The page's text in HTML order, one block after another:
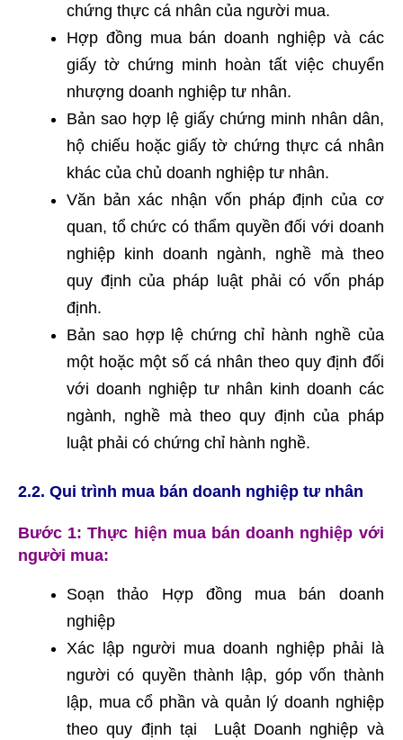
chứng thực cá nhân của người mua.
Hợp đồng mua bán doanh nghiệp và các
giấy tờ chứng minh hoàn tất việc chuyển
nhượng doanh nghiệp tư nhân.
Bản sao hợp lệ giấy chứng minh nhân dân,
hộ chiếu hoặc giấy tờ chứng thực cá nhân
khác của chủ doanh nghiệp tư nhân.
Văn bản xác nhận vốn pháp định của cơ
quan, tổ chức có thẩm quyền đối với doanh
nghiệp kinh doanh ngành, nghề mà theo
quy định của pháp luật phải có vốn pháp
định.
Bản sao hợp lệ chứng chỉ hành nghề của
một hoặc một số cá nhân theo quy định đối
với doanh nghiệp tư nhân kinh doanh các
ngành, nghề mà theo quy định của pháp
luật phải có chứng chỉ hành nghề.
2.2. Qui trình mua bán doanh nghiệp tư nhân
Bước 1: Thực hiện mua bán doanh nghiệp với
người mua:
Soạn thảo Hợp đồng mua bán doanh
nghiệp
Xác lập người mua doanh nghiệp phải là
người có quyền thành lập, góp vốn thành
lập, mua cổ phần và quản lý doanh nghiệp
theo quy định tại Luật Doanh nghiệp và